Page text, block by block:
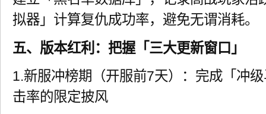
拟器」计算复仇成功率，避免无谓消耗。
五、版本红利：把握「三大更新窗口」
1.新服冲榜期（开服前7天）：完成「冲
击率的限定披风